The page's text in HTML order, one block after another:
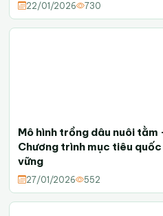
22/01/2026 730
Mô hình trồng dâu nuôi tằm
Chương trình mục tiêu
vững
27/01/2026 552